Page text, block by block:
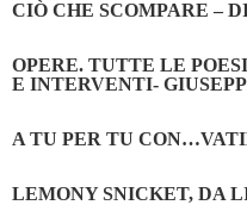
CIÒ CHE SCOMPARE –
OPERE. TUTTE LE
E INTERVENTI-
A TU PER TU
LEMONY SNICKET, DA